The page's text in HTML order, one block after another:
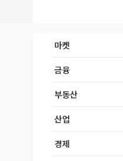
마켓
금융
부동산
산업
경제